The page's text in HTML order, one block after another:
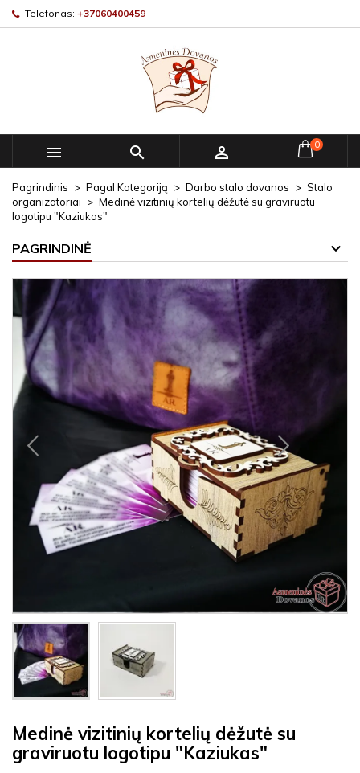
Telefonas: +37060400459
   0
Pagrindinis Pagal Kategoriją Darbo stalo dovanos
Stalo
organizatoriai
Medinė vizitinių kortelių dėžutė su graviruotu
logotipu "Kaziukas"
PAGRINDINĖ
Medinė vizitinių kortelių dėžutė su
graviruotu logotipu "Kaziukas"